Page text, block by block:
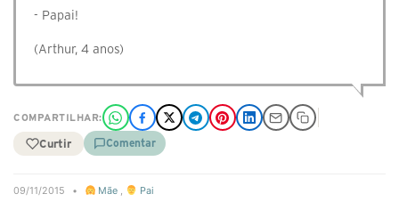
- Papai!
(Arthur, 4 anos)
COMPARTILHAR:
Curtir Comentar
09/11/2015 • Mãe , Pai